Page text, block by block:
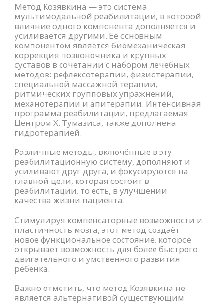
Метод Козявкина — это система
мультимодальной реабилитации, в которой
влияние одного компонента дополняется и
усиливается другими. Её основным
компонентом является биомеханическая
коррекция позвоночника и крупных
суставов в сочетании с набором лечебных
методов: рефлексотерапии, физиотерапии,
специальной массажной терапии,
ритмических групповых упражнений,
механотерапии и апитерапии. Интенсивная
программа реабилитации, предлагаемая
Центром Х. Тумазиса, также дополнена
гидротерапией.
Различные методы, включённые в эту
реабилитационную систему, дополняют и
усиливают друг друга, и фокусируются на
главной цели, которая состоит в
реабилитации, то есть, в улучшении
качества жизни пациента.
Стимулируя компенсаторные возможности и
пластичность мозга, этот метод создаёт
новое функциональное состояние, которое
открывает возможность для более быстрого
двигательного и умственного развития
ребенка.
Важно отметить, что метод Козявкина не
является альтернативой существующим